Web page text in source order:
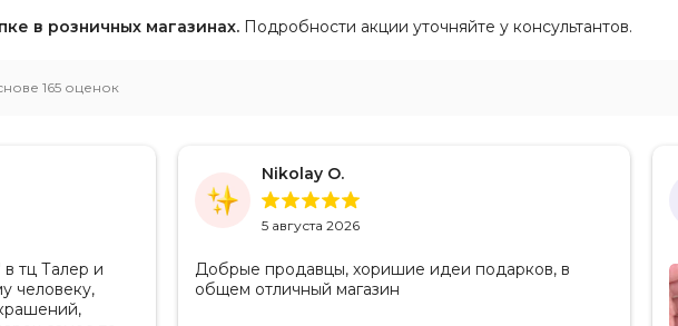
в розничных магазинах. Подробности акции уточняйте у консультантов.
165 оценок
человеку,
Nikolay O.
5 августа 2026
Добрые продавцы, хоришие идеи подарков, в
общем отличный магазин